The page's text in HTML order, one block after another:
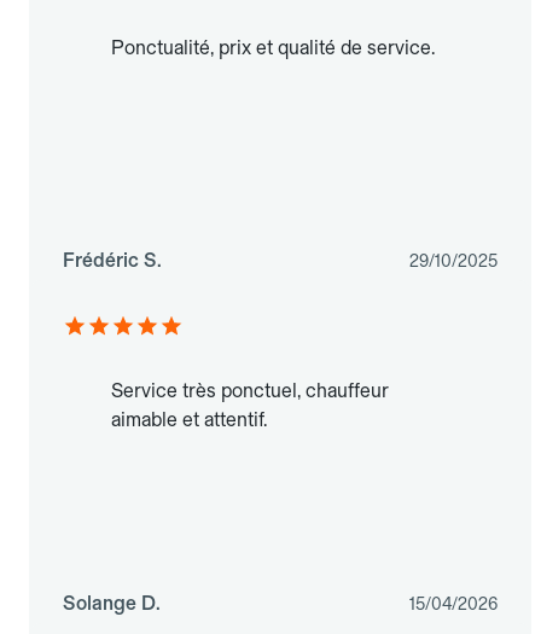
Ponctualité, prix et qualité de service.
Frédéric S. 29/10/2025
Service très ponctuel, chauffeur
aimable et attentif.
Solange D. 15/04/2026